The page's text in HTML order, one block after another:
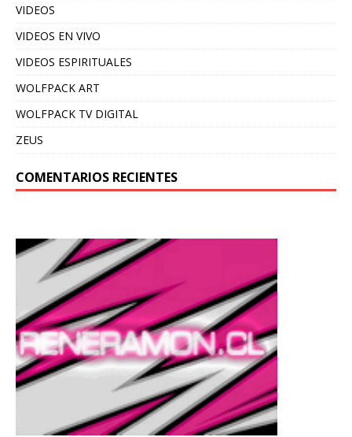
VIDEOS
VIDEOS EN VIVO
VIDEOS ESPIRITUALES
WOLFPACK ART
WOLFPACK TV DIGITAL
ZEUS
COMENTARIOS RECIENTES